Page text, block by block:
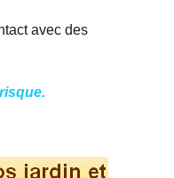
avec des